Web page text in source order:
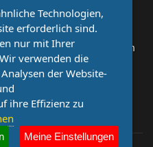
mehr Beachtung findet? Dann
suchen Ihren Verein für eine
Sie Ihre Spielberichte,
Aufrufe bei uns!
Technologien,
erforderlich sind.
nur mit Ihrer
verwenden die
der Website-
ihre Effizienz zu
Meine Einstellungen